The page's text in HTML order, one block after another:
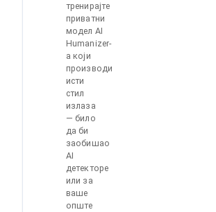
тренирајте
приватни
модел AI
Humanizer-
а који
производи
исти
стил
излаза
— било
да би
заобишао
AI
детекторе
или за
ваше
опште